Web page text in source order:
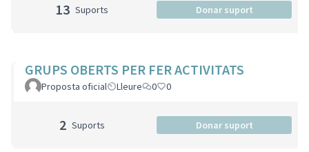
13 Suports Donar suport
GRUPS OBERTS PER FER ACTIVITATS
Proposta oficial Lleure 0 0
2 Suports Donar suport